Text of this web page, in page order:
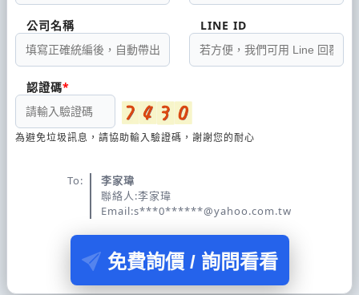
公司名稱 LINE ID
認證碼
為避免垃圾訊息，請協助輸入驗證碼，謝謝您的耐心
To:
李家瑋
聯絡人:李家瑋
Email:s***0******@yahoo.com.tw
免費詢價 / 詢問看看